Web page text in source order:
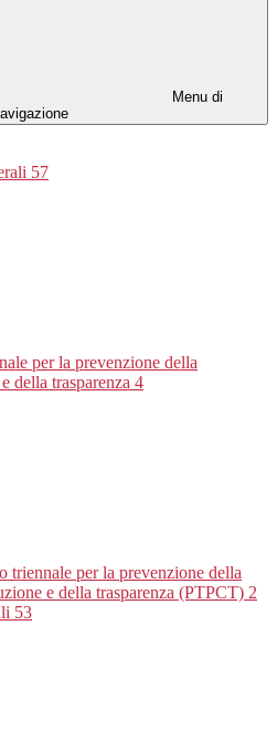
Menu di
57
per la prevenzione della
della trasparenza 4
triennale per la prevenzione della
e della trasparenza (PTPCT) 2
53